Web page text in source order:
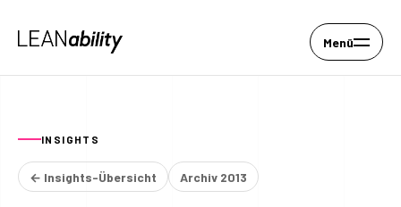
Menü
INSIGHTS
← Insights-Übersicht Archiv 2013